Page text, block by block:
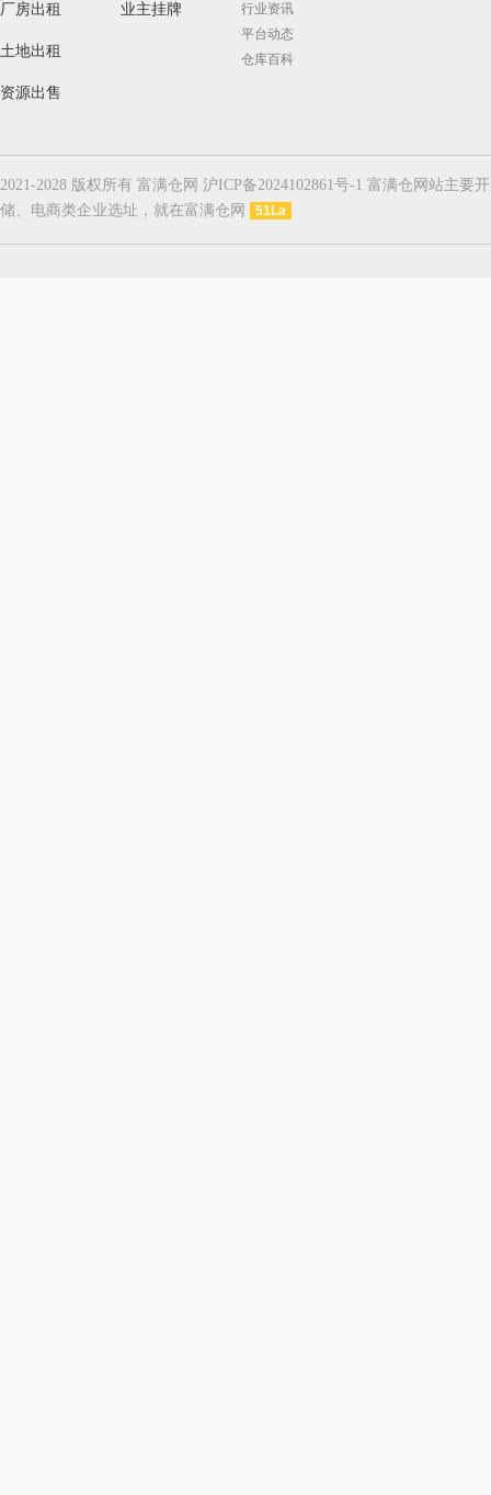
厂房出租
土地出租
资源出售
业主挂牌
行业资讯
平台动态
仓库百科
2021-2028 版权所有 富满仓网 沪ICP备2024102861号-1 富满仓网站主
储、电商类企业选址，就在富满仓网
51La